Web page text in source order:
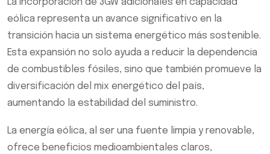
La incorporación de 3GW adicionales en capacidad
eólica representa un avance significativo en la
transición hacia un sistema energético más sostenible.
Esta expansión no solo ayuda a reducir la dependencia
de combustibles fósiles, sino que también promueve la
diversificación del mix energético del país,
aumentando la estabilidad del suministro.
La energía eólica, al ser una fuente limpia y renovable,
ofrece beneficios medioambientales claros,